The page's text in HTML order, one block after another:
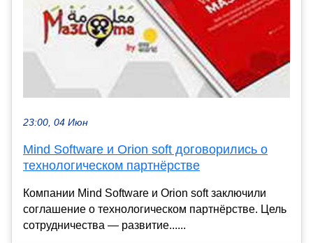
23:00, 04 Июн
Mind Software и Orion soft договорились о
технологическом партнёрстве
Компании Mind Software и Orion soft заключили
соглашение о технологическом партнёрстве. Цель
сотрудничества — развитие......